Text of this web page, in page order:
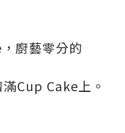
廚藝零分的
Cup Cake上。